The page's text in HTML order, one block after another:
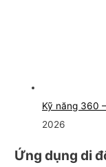
Kỹ năng 360
2026
Ứng dụng di